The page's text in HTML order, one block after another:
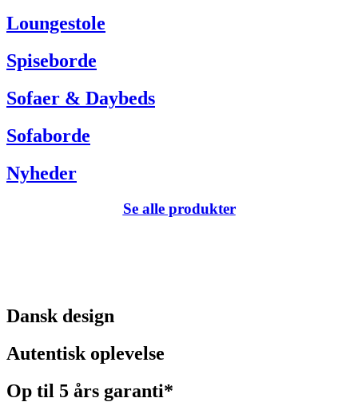
Loungestole
Spiseborde
Sofaer & Daybeds
Sofaborde
Nyheder
Se alle produkter
Dansk design
Autentisk oplevelse
Op til 5 års garanti*